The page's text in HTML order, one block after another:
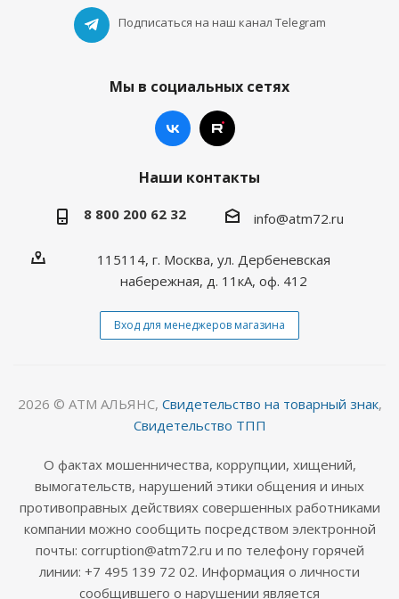
Подписаться на наш канал Telegram
Мы в социальных сетях
Наши контакты
8 800 200 62 32 info@atm72.ru
115114, г. Москва, ул. Дербеневская
набережная, д. 11кА, оф. 412
Вход для менеджеров магазина
2026 © АТМ АЛЬЯНС, Свидетельство на товарный знак,
Свидетельство ТПП
О фактах мошенничества, коррупции, хищений,
вымогательств, нарушений этики общения и иных
противоправных действиях совершенных работниками
компании можно сообщить посредством электронной
почты: corruption@atm72.ru и по телефону горячей
линии: +7 495 139 72 02. Информация о личности
сообщившего о нарушении является